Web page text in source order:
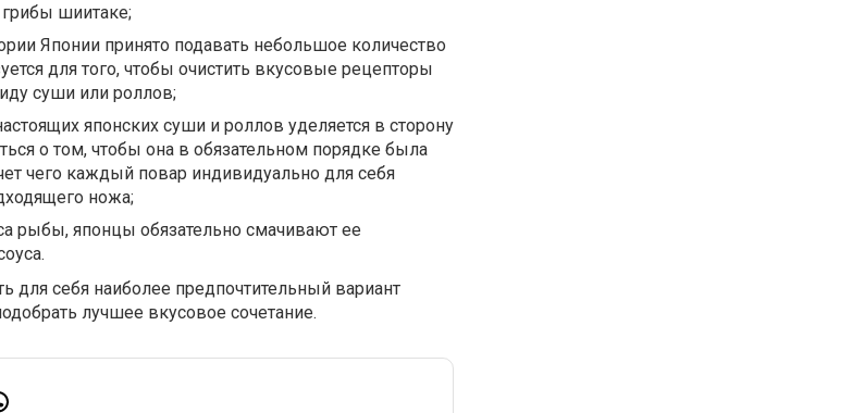
грибы шиитаке;
Японии принято подавать небольшое количество
для того, чтобы очистить вкусовые рецепторы
суши или роллов;
японских суши и роллов уделяется в сторону
о том, чтобы она в обязательном порядке была
чего каждый повар индивидуально для себя
ножа;
рыбы, японцы обязательно смачивают ее
для себя наиболее предпочтительный вариант
лучшее вкусовое сочетание.